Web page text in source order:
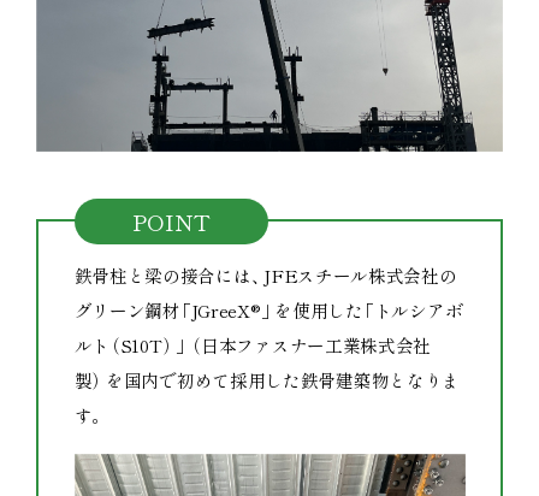
POINT
鉄骨柱と梁の接合には、 JFEスチール株式会社の
グリーン鋼材「JGreeX® 」を使用した「 トルシアボ
ルト（S10T） 」 （日本ファスナー工業株式会社
製）を国内で初めて採用した鉄骨建築物となりま
す。